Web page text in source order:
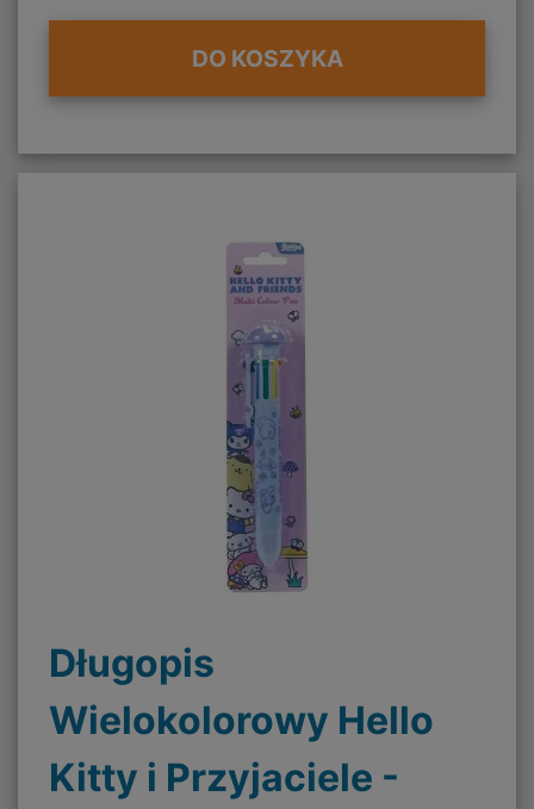
DO KOSZYKA
Długopis
Wielokolorowy Hello
Kitty i Przyjaciele -